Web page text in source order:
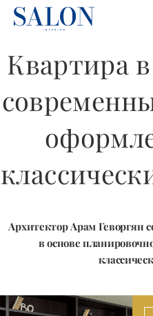
Квартира в
Архитектор Арам Геворгян
в основе